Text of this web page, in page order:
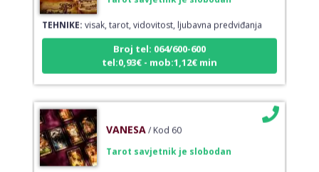
TEHNIKE:visak, tarot, vidovitost, ljubavna predviđanja
Broj tel: 064/600-600
tel:0,93€ - mob:1,12€ min
VANESA / Kod 60
Tarot savjetnik je slobodan